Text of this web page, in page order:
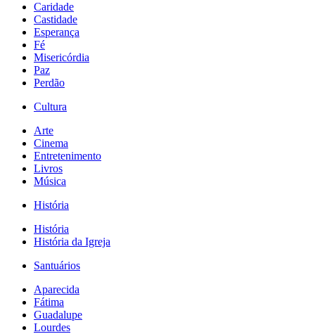
Caridade
Castidade
Esperança
Fé
Misericórdia
Paz
Perdão
Cultura
Arte
Cinema
Entretenimento
Livros
Música
História
História
História da Igreja
Santuários
Aparecida
Fátima
Guadalupe
Lourdes